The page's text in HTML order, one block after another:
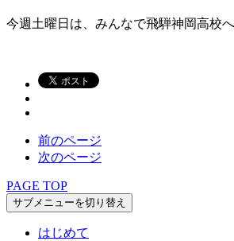
今週土曜日は、みんなで飛騨神岡高校
前のページ
次のページ
PAGE TOP
サブメニューを切り替え
はじめて